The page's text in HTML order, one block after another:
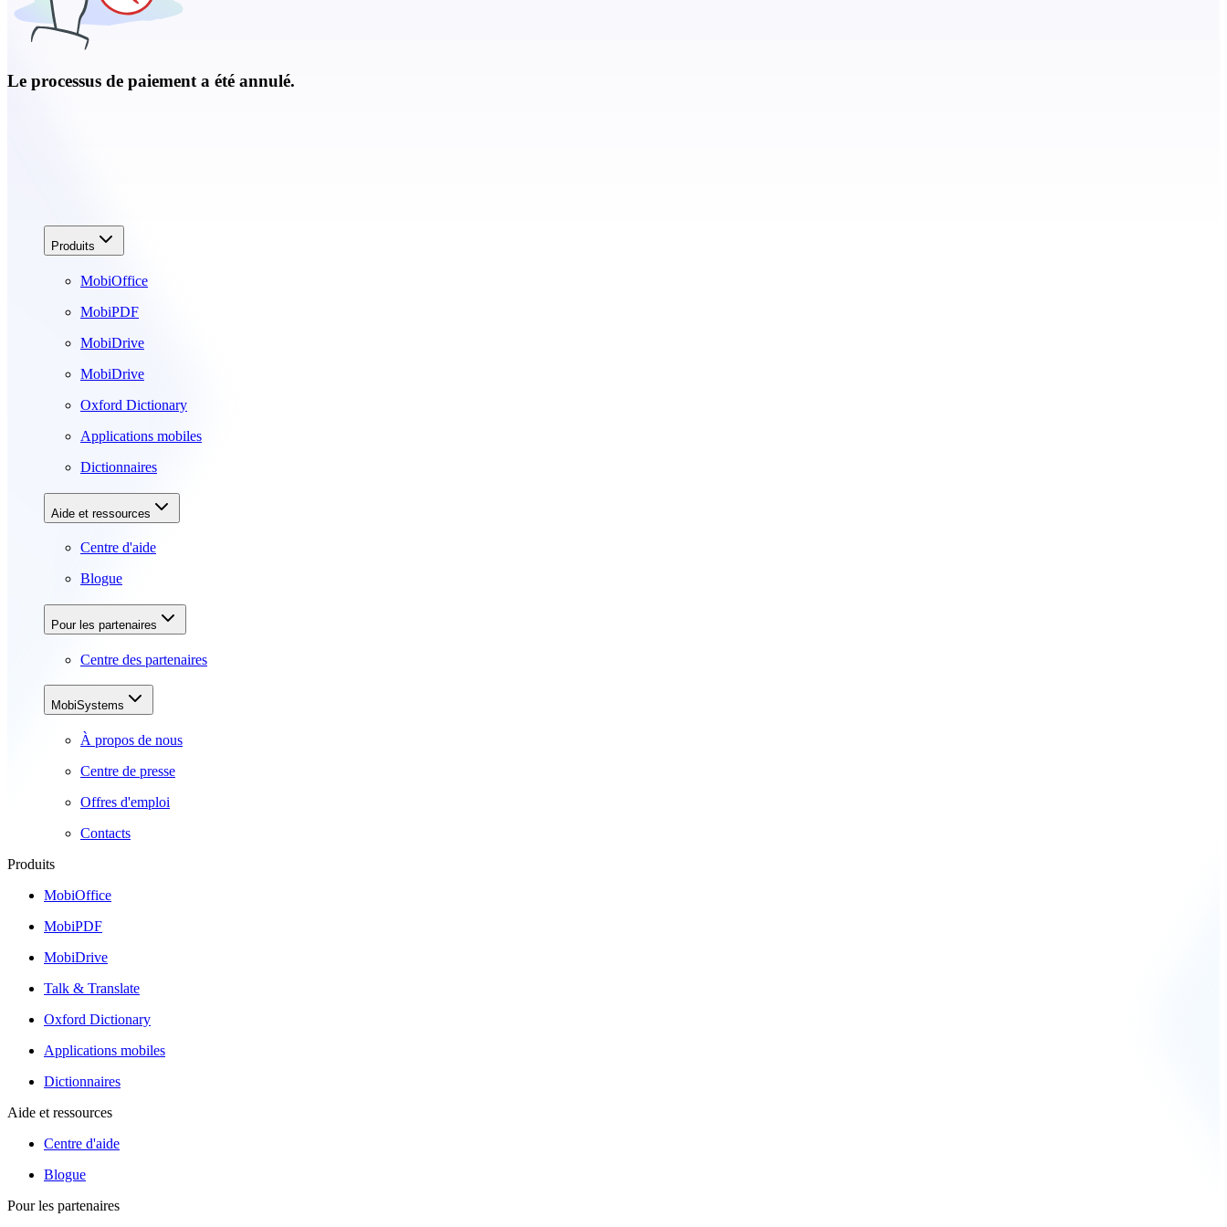
Le processus de paiement a été annulé.
Produits
MobiOffice
MobiPDF
MobiDrive
MobiDrive
Oxford Dictionary
Applications mobiles
Dictionnaires
Aide et ressources
Centre d'aide
Blogue
Pour les partenaires
Centre des partenaires
MobiSystems
À propos de nous
Centre de presse
Offres d'emploi
Contacts
Produits
MobiOffice
MobiPDF
MobiDrive
Talk & Translate
Oxford Dictionary
Applications mobiles
Dictionnaires
Aide et ressources
Centre d'aide
Blogue
Pour les partenaires